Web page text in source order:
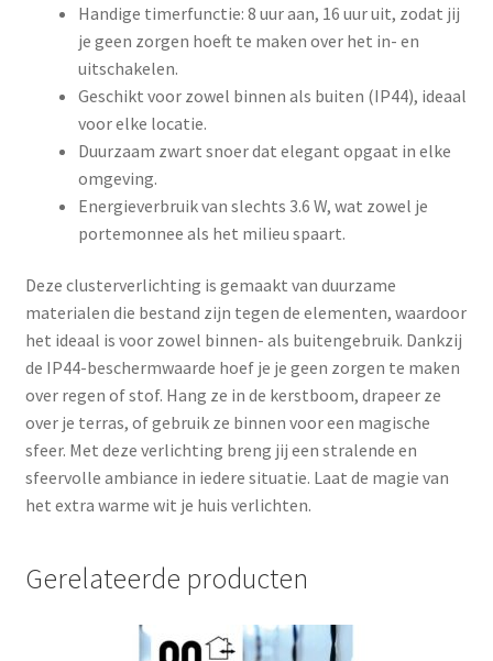
Handige timerfunctie: 8 uur aan, 16 uur uit, zodat jij
je geen zorgen hoeft te maken over het in- en
uitschakelen.
Geschikt voor zowel binnen als buiten (IP44), ideaal
voor elke locatie.
Duurzaam zwart snoer dat elegant opgaat in elke
omgeving.
Energieverbruik van slechts 3.6 W, wat zowel je
portemonnee als het milieu spaart.
Deze clusterverlichting is gemaakt van duurzame
materialen die bestand zijn tegen de elementen, waardoor
het ideaal is voor zowel binnen- als buitengebruik. Dankzij
de IP44-beschermwaarde hoef je je geen zorgen te maken
over regen of stof. Hang ze in de kerstboom, drapeer ze
over je terras, of gebruik ze binnen voor een magische
sfeer. Met deze verlichting breng jij een stralende en
sfeervolle ambiance in iedere situatie. Laat de magie van
het extra warme wit je huis verlichten.
Gerelateerde producten